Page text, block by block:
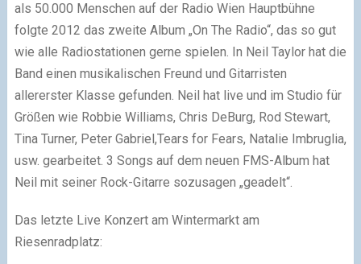
als 50.000 Menschen auf der Radio Wien Hauptbühne
folgte 2012 das zweite Album „On The Radio“, das so gut
wie alle Radiostationen gerne spielen. In Neil Taylor hat die
Band einen musikalischen Freund und Gitarristen
allererster Klasse gefunden. Neil hat live und im Studio für
Größen wie Robbie Williams, Chris DeBurg, Rod Stewart,
Tina Turner, Peter Gabriel,Tears for Fears, Natalie Imbruglia,
usw. gearbeitet. 3 Songs auf dem neuen FMS-Album hat
Neil mit seiner Rock-Gitarre sozusagen „geadelt“.
Das letzte Live Konzert am Wintermarkt am
Riesenradplatz: